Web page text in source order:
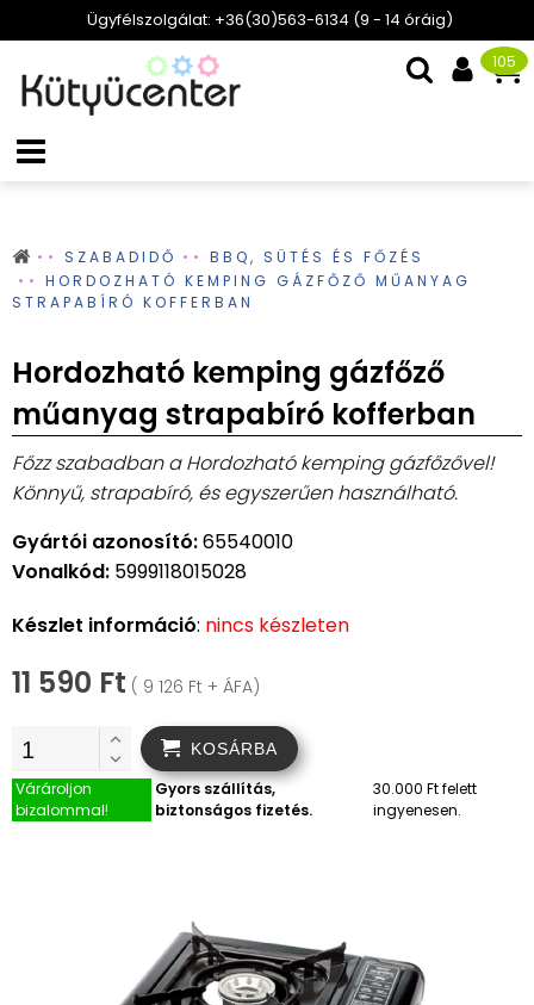
Ügyfélszolgálat: +36(30)563-6134 (9 - 14 óráig)
105
SZABADIDŐ
BBQ, SÜTÉS ÉS FŐZÉS
HORDOZHATÓ KEMPING GÁZFŐZŐ MŰANYAG
STRAPABÍRÓ KOFFERBAN
Hordozható kemping gázfőző
műanyag strapabíró kofferban
Főzz szabadban a Hordozható kemping gázfőzővel!
Könnyű, strapabíró, és egyszerűen használható.
Gyártói azonosító:65540010
Vonalkód: 5999118015028
Készlet információ: nincs készleten
11 590 Ft ( 9 126 Ft + ÁFA)
KOSÁRBA
Várároljon
bizalommal!
Gyors szállítás,
biztonságos fizetés.
30.000 Ft felett
ingyenesen.